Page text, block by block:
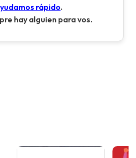
rápido.
hay alguien para vos.